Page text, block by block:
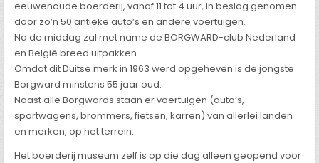
eeuwenoude boerderij, vanaf 11 tot 4 uur, in beslag genomen
door zo’n 50 antieke auto’s en andere voertuigen.
Na de middag zal met name de BORGWARD-club Nederland
en België breed uitpakken.
Omdat dit Duitse merk in 1963 werd opgeheven is de jongste
Borgward minstens 55 jaar oud.
Naast alle Borgwards staan er voertuigen (auto’s,
sportwagens, brommers, fietsen, karren) van allerlei landen
en merken, op het terrein.
Het boerderij museum zelf is op die dag alleen geopend voor